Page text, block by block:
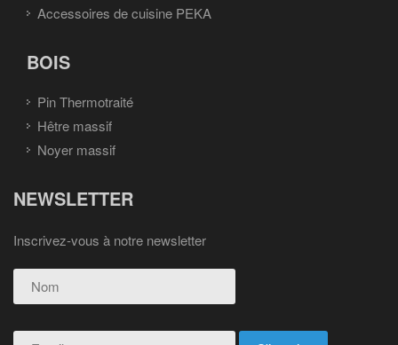
Accessoires de cuisine PEKA
BOIS
Pin Thermotraité
Hêtre massif
Noyer massif
NEWSLETTER
Inscrivez-vous à notre newsletter